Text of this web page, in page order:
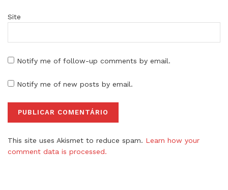
Site
Notify me of follow-up comments by email.
Notify me of new posts by email.
This site uses Akismet to reduce spam. Learn how your
comment data is processed.